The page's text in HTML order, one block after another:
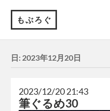
もぶろぐ
日: 2023年12月20日
2023/12/20 21:43
筆ぐるめ30